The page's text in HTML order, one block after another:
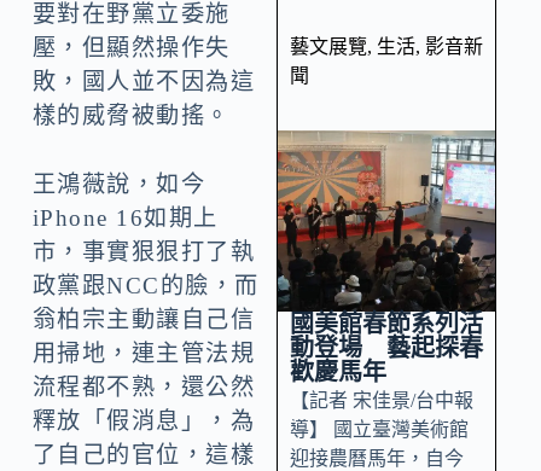
要對在野黨立委施
壓，但顯然操作失
敗，國人並不因為這
樣的威脅被動搖。
王鴻薇說，如今
iPhone 16如期上
市，事實狠狠打了執
政黨跟NCC的臉，而
翁柏宗主動讓自己信
用掃地，連主管法規
流程都不熟，還公然
釋放「假消息」，為
了自己的官位，這樣
藝文展覽, 生活, 影音新
聞
國美館春節系列活
動登場 藝起探春
歡慶馬年
【記者 宋佳景/台中報
導】 國立臺灣美術館
迎接農曆馬年，自今